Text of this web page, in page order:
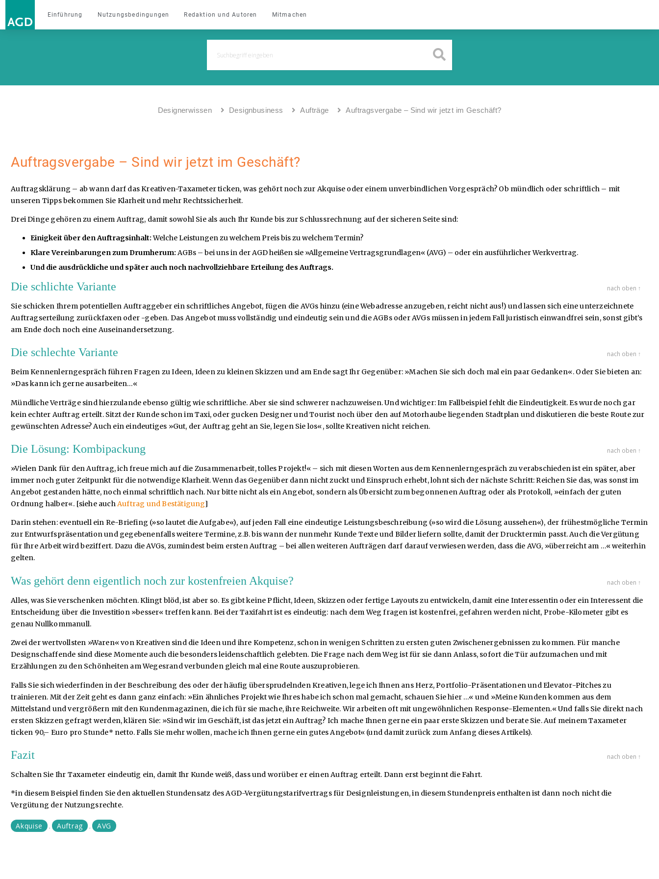
Einführung Nutzungsbedingungen Redaktion und Autoren Mitmachen
Designerwissen Designbusiness Aufträge Auftragsvergabe – Sind wir jetzt im Geschäft?
Auftragsvergabe – Sind wir jetzt im Geschäft?
Auftragsklärung – ab wann darf das Kreativen-Taxameter ticken, was gehört noch zur Akquise oder einem unverbindlichen Vorgespräch? Ob mündlich oder schriftlich – mit
unseren Tipps bekommen Sie Klarheit und mehr Rechtssicherheit.
Drei Dinge gehören zu einem Auftrag, damit sowohl Sie als auch Ihr Kunde bis zur Schlussrechnung auf der sicheren Seite sind:
Einigkeit über den Auftragsinhalt:Welche Leistungen zu welchem Preis bis zu welchem Termin?
Klare Vereinbarungen zum Drumherum: AGBs – bei uns in der AGD heißen sie »Allgemeine Vertragsgrundlagen« (AVG) – oder ein ausführlicher Werkvertrag.
Und die ausdrückliche und später auch noch nachvollziehbare Erteilung des Auftrags.
Die schlichte Variante nach oben ↑
Sie schicken Ihrem potentiellen Auftraggeber ein schriftliches Angebot, fügen die AVGs hinzu (eine Webadresse anzugeben, reicht nicht aus!) und lassen sich eine unterzeichnete
Auftragserteilung zurückfaxen oder -geben. Das Angebot muss vollständig und eindeutig sein und die AGBs oder AVGs müssen in jedem Fall juristisch einwandfrei sein, sonst gibt’s
am Ende doch noch eine Auseinandersetzung.
Die schlechte Variante nach oben ↑
Beim Kennenlerngespräch führen Fragen zu Ideen, Ideen zu kleinen Skizzen und am Ende sagt Ihr Gegenüber: »Machen Sie sich doch mal ein paar Gedanken«. Oder Sie bieten an:
»Das kann ich gerne ausarbeiten…«
Mündliche Verträge sind hierzulande ebenso gültig wie schriftliche. Aber sie sind schwerer nachzuweisen. Und wichtiger: Im Fallbeispiel fehlt die Eindeutigkeit. Es wurde noch gar
kein echter Auftrag erteilt. Sitzt der Kunde schon im Taxi, oder gucken Designer und Tourist noch über den auf Motorhaube liegenden Stadtplan und diskutieren die beste Route zur
gewünschten Adresse? Auch ein eindeutiges »Gut, der Auftrag geht an Sie, legen Sie los«, sollte Kreativen nicht reichen.
Die Lösung: Kombipackung nach oben ↑
»Vielen Dank für den Auftrag, ich freue mich auf die Zusammenarbeit, tolles Projekt!« – sich mit diesen Worten aus dem Kennenlerngespräch zu verabschieden ist ein später, aber
immer noch guter Zeitpunkt für die notwendige Klarheit. Wenn das Gegenüber dann nicht zuckt und Einspruch erhebt, lohnt sich der nächste Schritt: Reichen Sie das, was sonst im
Angebot gestanden hätte, noch einmal schriftlich nach. Nur bitte nicht als ein Angebot, sondern als Übersicht zum begonnenen Auftrag oder als Protokoll, »einfach der guten
Ordnung halber«. [siehe auchAuftrag und Bestätigung]
Darin stehen: eventuell ein Re-Briefing (»so lautet die Aufgabe«), auf jeden Fall eine eindeutige Leistungsbeschreibung (»so wird die Lösung aussehen«), der frühestmögliche Termin
zur Entwurfspräsentation und gegebenenfalls weitere Termine, z.B. bis wann der nunmehr Kunde Texte und Bilder liefern sollte, damit der Drucktermin passt. Auch die Vergütung
für Ihre Arbeit wird beziffert. Dazu die AVGs, zumindest beim ersten Auftrag – bei allen weiteren Aufträgen darf darauf verwiesen werden, dass die AVG, »überreicht am …« weiterhin
gelten.
Was gehört denn eigentlich noch zur kostenfreien Akquise? nach oben ↑
Alles, was Sie verschenken möchten. Klingt blöd, ist aber so. Es gibt keine Pflicht, Ideen, Skizzen oder fertige Layouts zu entwickeln, damit eine Interessentin oder ein Interessent die
Entscheidung über die Investition »besser« treffen kann. Bei der Taxifahrt ist es eindeutig: nach dem Weg fragen ist kostenfrei, gefahren werden nicht, Probe-Kilometer gibt es
genau Nullkommanull.
Zwei der wertvollsten »Waren« von Kreativen sind die Ideen und ihre Kompetenz, schon in wenigen Schritten zu ersten guten Zwischenergebnissen zu kommen. Für manche
Designschaffende sind diese Momente auch die besonders leidenschaftlich gelebten. Die Frage nach dem Weg ist für sie dann Anlass, sofort die Tür aufzumachen und mit
Erzählungen zu den Schönheiten am Wegesrand verbunden gleich mal eine Route auszuprobieren.
Falls Sie sich wiederfinden in der Beschreibung des oder der häufig übersprudelnden Kreativen, lege ich Ihnen ans Herz, Portfolio-Präsentationen und Elevator-Pitches zu
trainieren. Mit der Zeit geht es dann ganz einfach: »Ein ähnliches Projekt wie Ihres habe ich schon mal gemacht, schauen Sie hier …« und »Meine Kunden kommen aus dem
Mittelstand und vergrößern mit den Kundenmagazinen, die ich für sie mache, ihre Reichweite. Wir arbeiten oft mit ungewöhnlichen Response-Elementen.« Und falls Sie direkt nach
ersten Skizzen gefragt werden, klären Sie: »Sind wir im Geschäft, ist das jetzt ein Auftrag? Ich mache Ihnen gerne ein paar erste Skizzen und berate Sie. Auf meinem Taxameter
ticken 90,– Euro pro Stunde* netto. Falls Sie mehr wollen, mache ich Ihnen gerne ein gutes Angebot« (und damit zurück zum Anfang dieses Artikels).
Fazit nach oben ↑
Schalten Sie Ihr Taxameter eindeutig ein, damit Ihr Kunde weiß, dass und worüber er einen Auftrag erteilt. Dann erst beginnt die Fahrt.
*in diesem Beispiel finden Sie den aktuellen Stundensatz des AGD-Vergütungstarifvertrags für Designleistungen, in diesem Stundenpreis enthalten ist dann noch nicht die
Vergütung der Nutzungsrechte.
Akquise , Auftrag , AVG